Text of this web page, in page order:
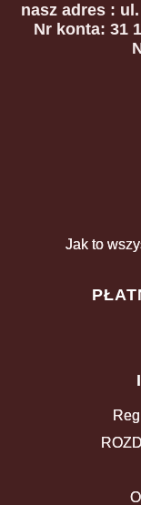
nasz adres :
Nr konta: 31
Jak to